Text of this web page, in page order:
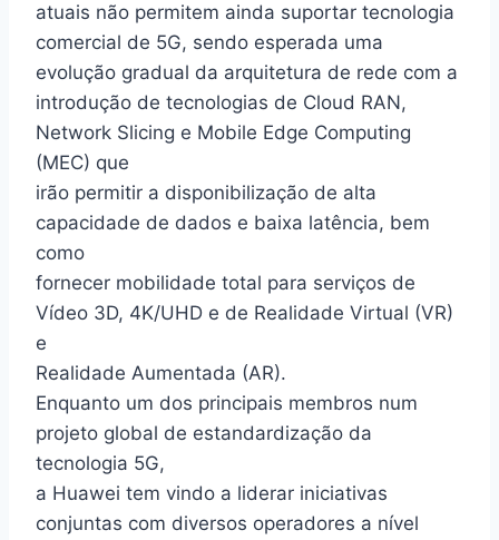
atuais não permitem ainda suportar tecnologia
comercial de 5G, sendo esperada uma
evolução gradual da arquitetura de rede com a
introdução de tecnologias de Cloud RAN,
Network Slicing e Mobile Edge Computing
(MEC) que
irão permitir a disponibilização de alta
capacidade de dados e baixa latência, bem
como
fornecer mobilidade total para serviços de
Vídeo 3D, 4K/UHD e de Realidade Virtual (VR)
e
Realidade Aumentada (AR).
Enquanto um dos principais membros num
projeto global de estandardização da
tecnologia 5G,
a Huawei tem vindo a liderar iniciativas
conjuntas com diversos operadores a nível